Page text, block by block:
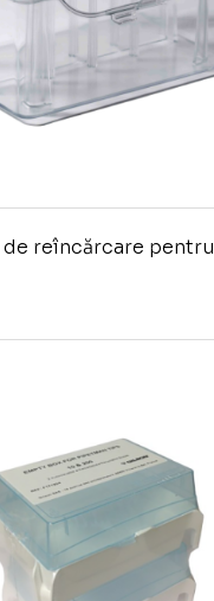
de reîncărcare pentru